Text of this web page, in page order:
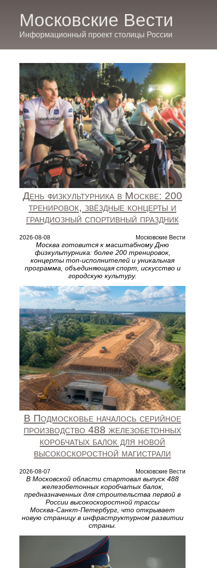
Московские Вести
Информационный проект столицы России
День физкультурника в Москве: 200
тренировок, звёздные концерты и
грандиозный спортивный праздник
2026-08-08 Московские Вести
Москва готовится к масштабному Дню
физкультурника: более 200 тренировок,
концерты топ‑исполнителей и уникальная
программа, объединяющая спорт, искусство и
городскую культуру.
В Подмосковье началось серийное
производство 488 железобетонных
коробчатых балок для новой
высокоскоростной магистрали
2026-08-07 Московские Вести
В Московской области стартовал выпуск 488
железобетонных коробчатых балок,
предназначенных для строительства первой в
России высокоскоростной трассы
Москва‑Санкт‑Петербург, что открывает
новую страницу в инфраструктурном развитии
страны.